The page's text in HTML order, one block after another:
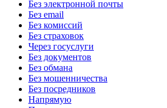
Без электронной почты
Без email
Без комиссий
Без страховок
Через госуслуги
Без документов
Без обмана
Без мошенничества
Без посредников
Напрямую